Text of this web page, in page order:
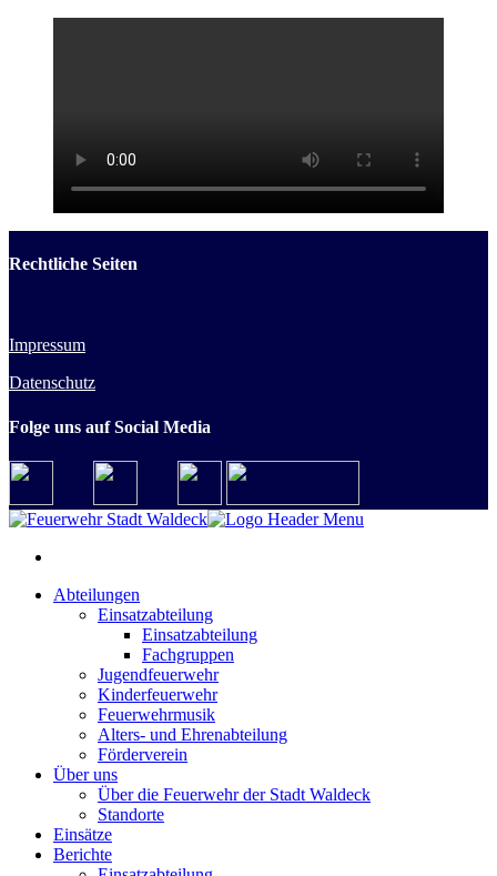
Rechtliche Seiten
Impressum
Datenschutz
Folge uns auf Social Media
Abteilungen
Einsatzabteilung
Einsatzabteilung
Fachgruppen
Jugendfeuerwehr
Kinderfeuerwehr
Feuerwehrmusik
Alters- und Ehrenabteilung
Förderverein
Über uns
Über die Feuerwehr der Stadt Waldeck
Standorte
Einsätze
Berichte